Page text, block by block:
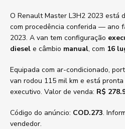
O Renault Master L3H2 2023 está
com procedência conferida — ano
2023. A van tem configuração
diesel e câmbio manual, com 16
Equipada com ar-condicionado,
van rodou 115 mil km e está
executivo. Valor de venda: R$
Código do anúncio: COD.273.
vendedor.